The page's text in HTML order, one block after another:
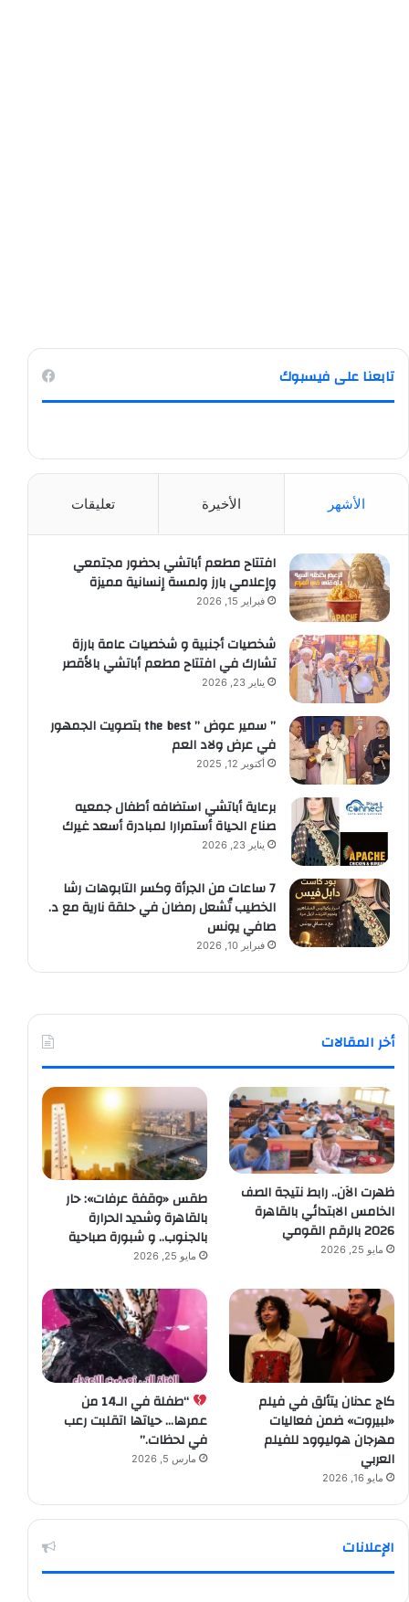
تابعنا على فيسبوك
الأشهر الأخيرة تعليقات
افتتاح مطعم أباتشي بحضور مجتمعي
وإعلامي بارز ولمسة إنسانية مميزة
فبراير 15, 2026
شخصيات أجنبية و شخصيات عامة بارزة
تشارك في افتتاح مطعم أباتشي بالأقصر
يناير 23, 2026
” سمير عوض ” the best بتصويت الجمهور
في عرض ولاد العم
أكتوبر 12, 2025
برعاية أباتشي استضافه أطفال جمعيه
صناع الحياة أستمرارا لمبادرة أسعد غيرك
يناير 23, 2026
7 ساعات من الجرأة وكسر التابوهات رشا
الخطيب تُشعل رمضان في حلقة نارية مع د.
صافي يونس
فبراير 10, 2026
أخر المقالات
ظهرت الآن.. رابط نتيجة الصف
الخامس الابتدائي بالقاهرة
2026 بالرقم القومي
مايو 25, 2026
طقس «وقفة عرفات»: حار
بالقاهرة وشديد الحرارة
بالجنوب.. و شبورة صباحية
مايو 25, 2026
كاج عدنان يتألق في فيلم
«لبيروت» ضمن فعاليات
مهرجان هوليوود للفيلم
العربي
مايو 16, 2026
“طفلة في الـ14 من
عمرها… حياتها اتقلبت رعب
في لحظات.”
مارس 5, 2026
الإعلانات